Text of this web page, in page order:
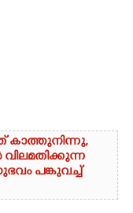
പങ്കുവച്ച്